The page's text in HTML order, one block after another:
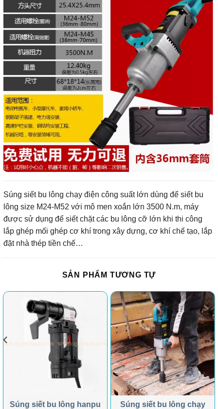
Súng siết bu lông chạy điện công suất lớn dùng để siết bu
lông size M24-M52 với mô men xoắn lớn 3500 N.m, máy
được sử dụng để siết chặt các bu lông cỡ lớn khi thi công
lắp ghép mối ghép cơ khí trong xây dựng, cơ khí chế tạo, lắp
đặt nhà thép tiền chế…
SẢN PHẨM TƯƠNG TỰ
Súng siết bu lông hanpu
Súng siết bu lông chạy